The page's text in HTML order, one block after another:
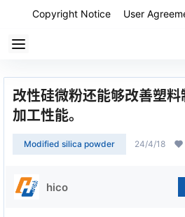
Copyright Notice User
改性硅微粉还能够改善塑料
加工性能。
Modified silica powder 24/4/18
hico